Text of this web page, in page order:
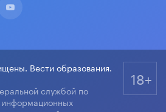
Вести образования.
службой по
информационных
18+